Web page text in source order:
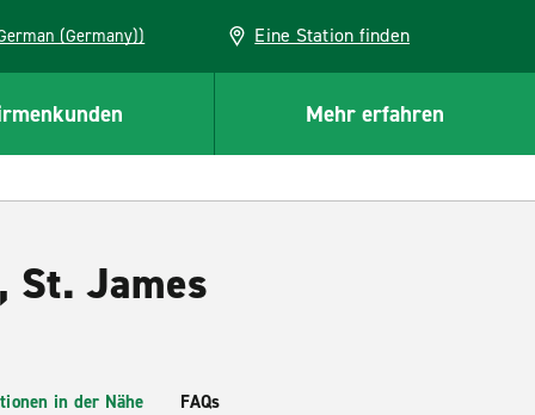
(German (Germany)) Eine Station finden
Mehr erfahren
St. James
in der Nähe FAQs